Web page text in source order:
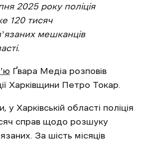
2025 року поліція
120 тисяч
мешканців
Ґвара Медіа розповів
Харківщини Петро Токар.
у Харківській області поліція
справ щодо розшуку
За шість місяців